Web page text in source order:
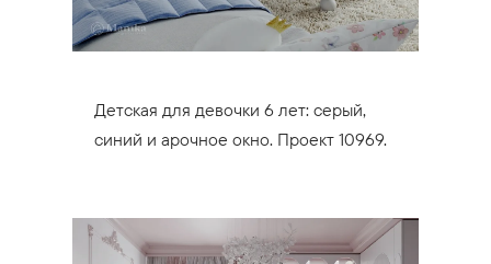
Детская для девочки 6 лет: серый,
синий и арочное окно. Проект 10969.